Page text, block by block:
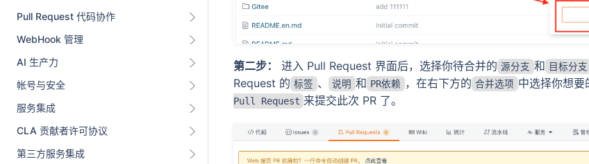
Pull Request 代码协作
WebHook 管理
AI 生产力
帐号与安全
服务集成
CLA 贡献者许可协议
第三方服务集成
第二步： 进入 Pull Request 界面后，选择你待合并的 源分支 和 目标分支
Request 的 标签 、 说明 和 PR依赖 ，在右下方的 合并选项 中选择你想要
Pull Request 来提交此次 PR 了。